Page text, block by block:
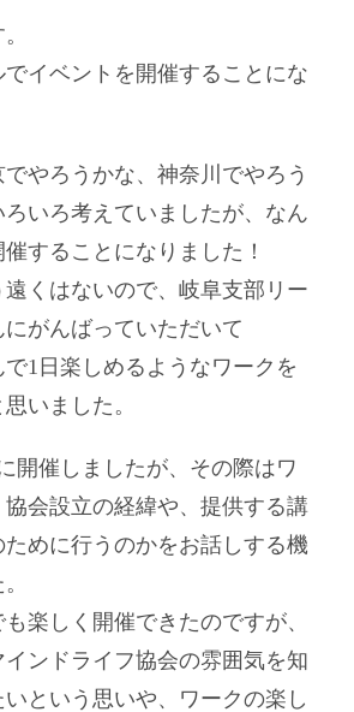
イベントを開催することにな
でやろうかな、神奈川でやろう
いろ考えていましたが、なん
することになりました！
くはないので、岐阜支部リー
がんばっていただいて
で1日楽しめるようなワークを
いました。
開催しましたが、その際はワ
会設立の経緯や、提供する講
めに行うのかをお話しする機
楽しく開催できたのですが、
ンドライフ協会の雰囲気を知
という思いや、ワークの楽し